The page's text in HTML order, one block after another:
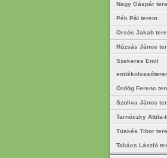
Nagy Gáspár
Pék Pál terem
Orsós Jakab
Rózsás János
Szekeres Emil
Ördög Ferenc
Szoliva János
Tarnóczky Attila-
Tüskés Tibor
Takács László